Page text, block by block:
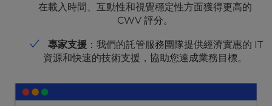
在載入時間、互動性和視覺穩定性方面獲得更高的
CWV 評分。
專家支援 ：我們的託管服務團隊提供經濟實惠的 IT
資源和快速的技術支援，協助您達成業務目標。